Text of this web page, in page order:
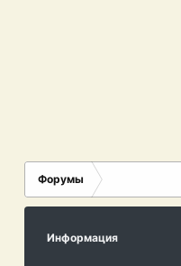
Форумы
Информация